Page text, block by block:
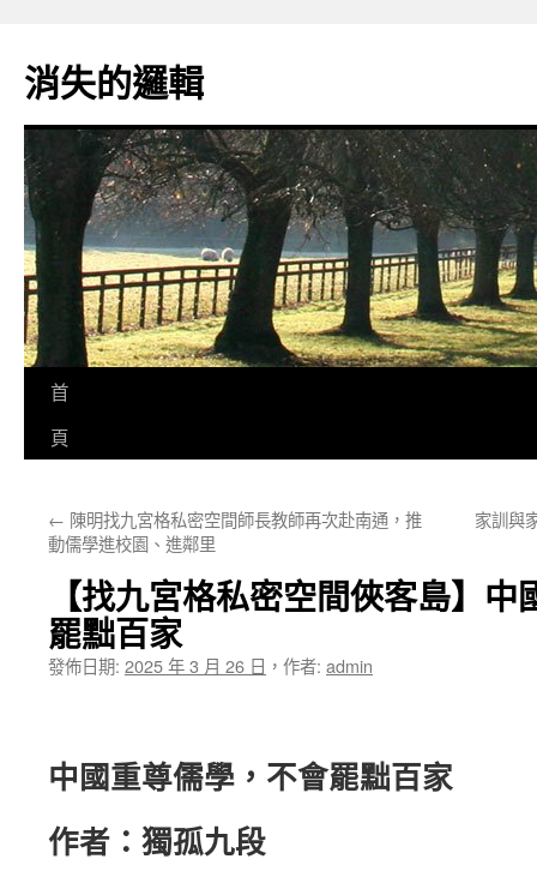
主
要
消失的邏輯
首
頁
← 陳明找九宮格私密空間師長教師再次赴南通，推
動儒學進校園、進鄰里
家訓與
【找九宮格私密空間俠客島】
罷黜百家
發佈日期: 2025 年 3 月 26 日 ， 作者: admin
中國重尊儒學，不會罷黜百家
作者：獨孤九段